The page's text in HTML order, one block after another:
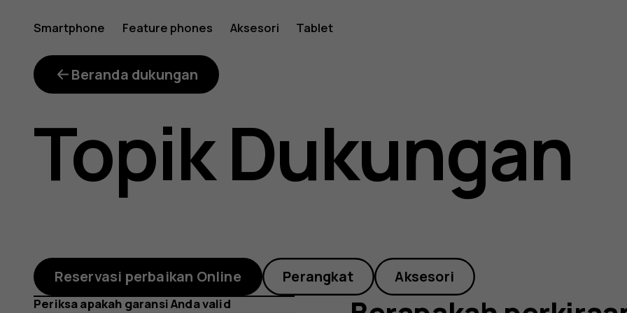
out-
of-
warranty-
repair-
Smartphone Feature phones Aksesori Tablet
Beranda dukungan
Topik Dukungan
Reservasi perbaikan Online Perangkat Aksesori
Periksa apakah garansi Anda valid